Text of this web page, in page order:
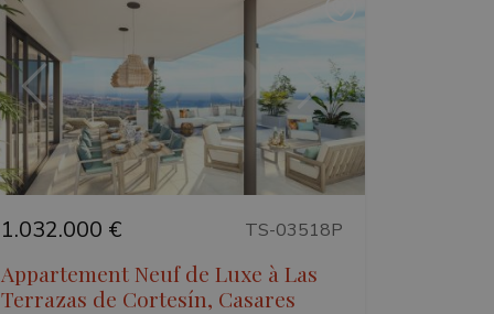
Précédent Suivant
1.032.000 € TS-03518P
Appartement Neuf de Luxe à Las
Terrazas de Cortesín, Casares